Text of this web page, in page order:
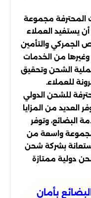
المحترفة مجموعة
يستفيد العملاء
الجمركي والتأمين
وغيرها من الخدمات
الشحن وتحقيق
للعملاء.
للشحن الدولي
العديد من المزايا
البضائع، وتوفر
مجموعة واسعة من
بشركة شحن
دولية ممتازة
بأمان